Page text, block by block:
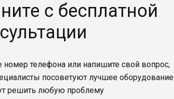
с бесплатной
номер телефона или напишите свой вопрос,
посоветуют лучшее оборудование
решить любую проблему